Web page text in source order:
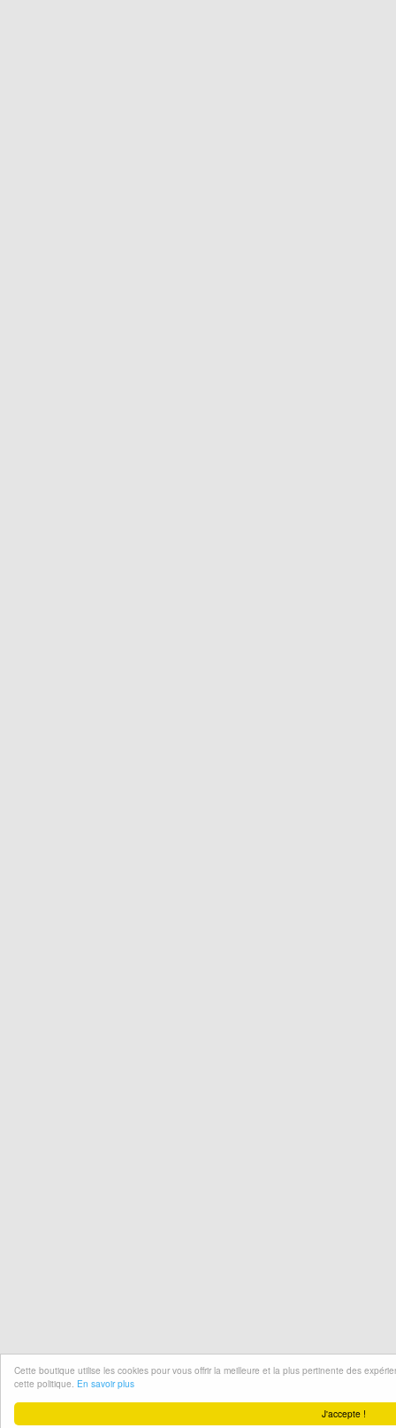
J'accepte !
Cette boutique utilise les cookies pour vous offrir la meilleure et la plus pertinente des
cette politique. En savoir plus